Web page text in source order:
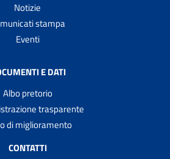
Notizie
stampa
Eventi
E DATI
Albo pretorio
trasparente
di miglioramento
CONTATTI